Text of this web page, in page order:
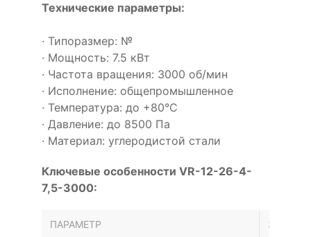
Технические параметры:
· Типоразмер: №
· Мощность: 7.5 кВт
· Частота вращения: 3000 об/мин
· Исполнение: общепромышленное
· Температура: до +80°С
· Давление: до 8500 Па
· Материал: углеродистой стали
Ключевые особенности VR-12-26-4-
7,5-3000:
ПАРАМЕТР